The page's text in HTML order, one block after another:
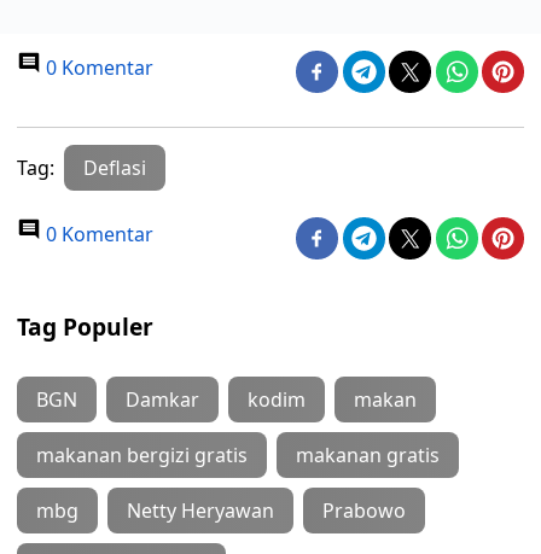
0 Komentar
Tag: Deflasi
0 Komentar
Tag Populer
BGN Damkar kodim makan
makanan bergizi gratis makanan gratis
mbg Netty Heryawan Prabowo